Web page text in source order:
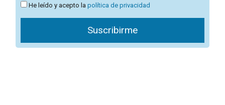
He leído y acepto lapolítica de privacidad
Suscribirme